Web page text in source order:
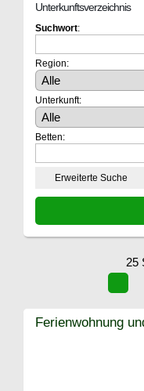
Unterkunftsverzeichnis
Suchwort:
Region:
Unterkunft:
Betten:
Erweiterte Suche
25
Ferienwohnung